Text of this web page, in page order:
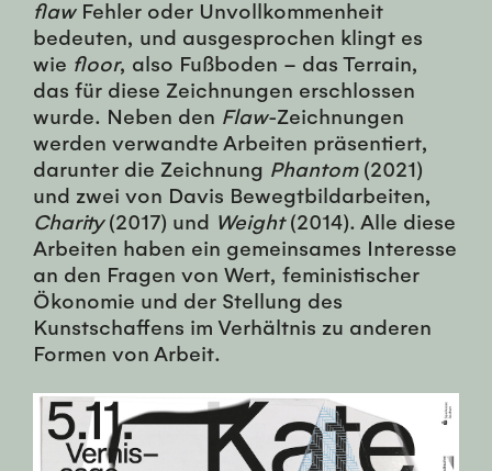
flawFehler oder Unvollkommenheit
bedeuten, und ausgesprochen klingt es
wie floor, also Fußboden – das Terrain,
das für diese Zeichnungen erschlossen
wurde. Neben den Flaw-Zeichnungen
werden verwandte Arbeiten präsentiert,
darunter die Zeichnung Phantom(2021)
und zwei von Davis Bewegtbildarbeiten,
Charity(2017) und Weight(2014). Alle diese
Arbeiten haben ein gemeinsames Interesse
an den Fragen von Wert, feministischer
Ökonomie und der Stellung des
Kunstschaffens im Verhältnis zu anderen
Formen von Arbeit.